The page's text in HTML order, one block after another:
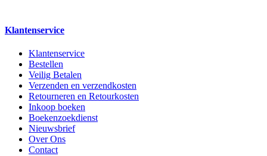
Klantenservice
Klantenservice
Bestellen
Veilig Betalen
Verzenden en verzendkosten
Retourneren en Retourkosten
Inkoop boeken
Boekenzoekdienst
Nieuwsbrief
Over Ons
Contact